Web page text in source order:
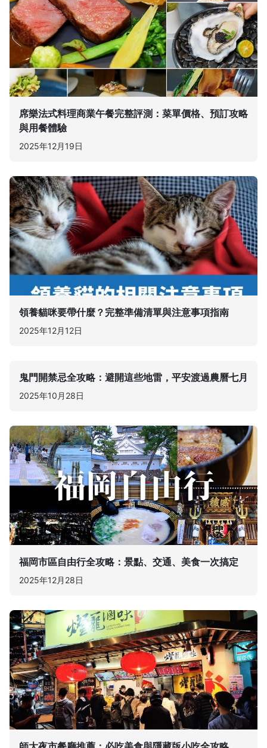
席樂法式料理商業午餐完整評測：菜單價格、預訂攻略
與用餐體驗
2025年12月19日
領養貓咪要帶什麼？完整準備清單與注意事項指南
2025年12月12日
鬼門開禁忌全攻略：避開這些地雷，平安渡過農曆七月
2025年10月28日
福岡市區自由行全攻略：景點、交通、美食一次搞定
2025年12月28日